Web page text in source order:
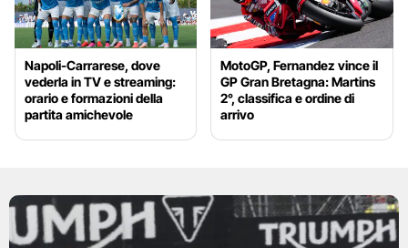
Napoli-Carrarese, dove
vederla in TV e streaming:
orario e formazioni della
partita amichevole
MotoGP, Fernandez vince il
GP Gran Bretagna: Martins
2°, classifica e ordine di
arrivo